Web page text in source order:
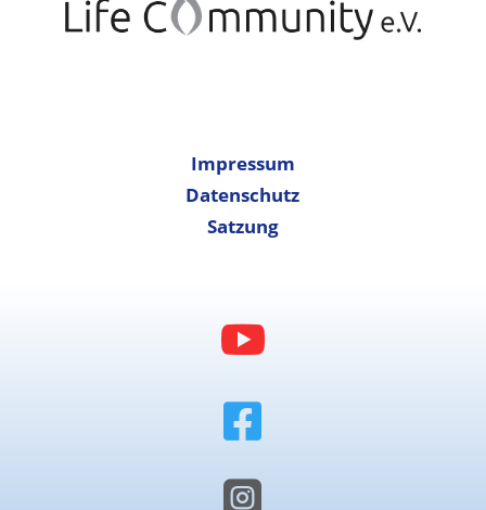
Impressum
Datenschutz
Satzung


